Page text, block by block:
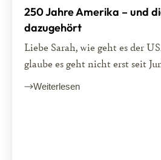
250 Jahre Amerika – und
dazugehört
Liebe Sarah, wie geht es der
glaube es geht nicht erst seit
Weiterlesen